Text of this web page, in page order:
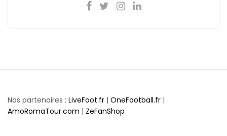
Nos partenaires : LiveFoot.fr | OneFootball.fr |
AmoRomaTour.com | ZeFanShop